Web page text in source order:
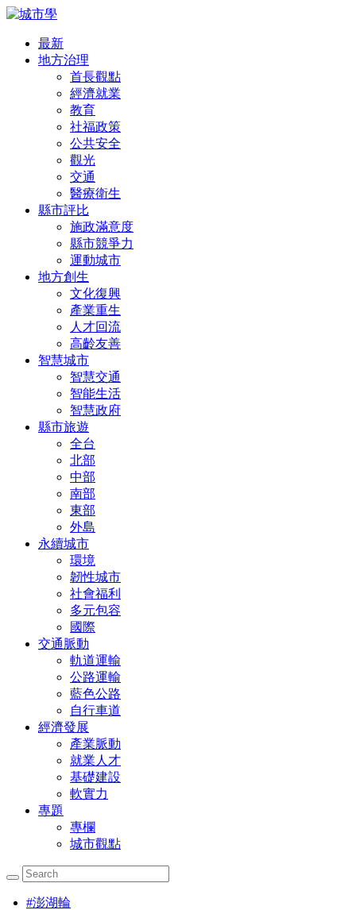
最新
地方治理
首長觀點
經濟就業
教育
社福政策
公共安全
觀光
交通
醫療衛生
縣市評比
施政滿意度
縣市競爭力
運動城市
地方創生
文化復興
產業重生
人才回流
高齡友善
智慧城市
智慧交通
智能生活
智慧政府
縣市旅遊
全台
北部
中部
南部
東部
外島
永續城市
環境
韌性城市
社會福利
多元包容
國際
交通脈動
軌道運輸
公路運輸
藍色公路
自行車道
經濟發展
產業脈動
就業人才
基礎建設
軟實力
專題
專欄
城市觀點
#澎湖輪